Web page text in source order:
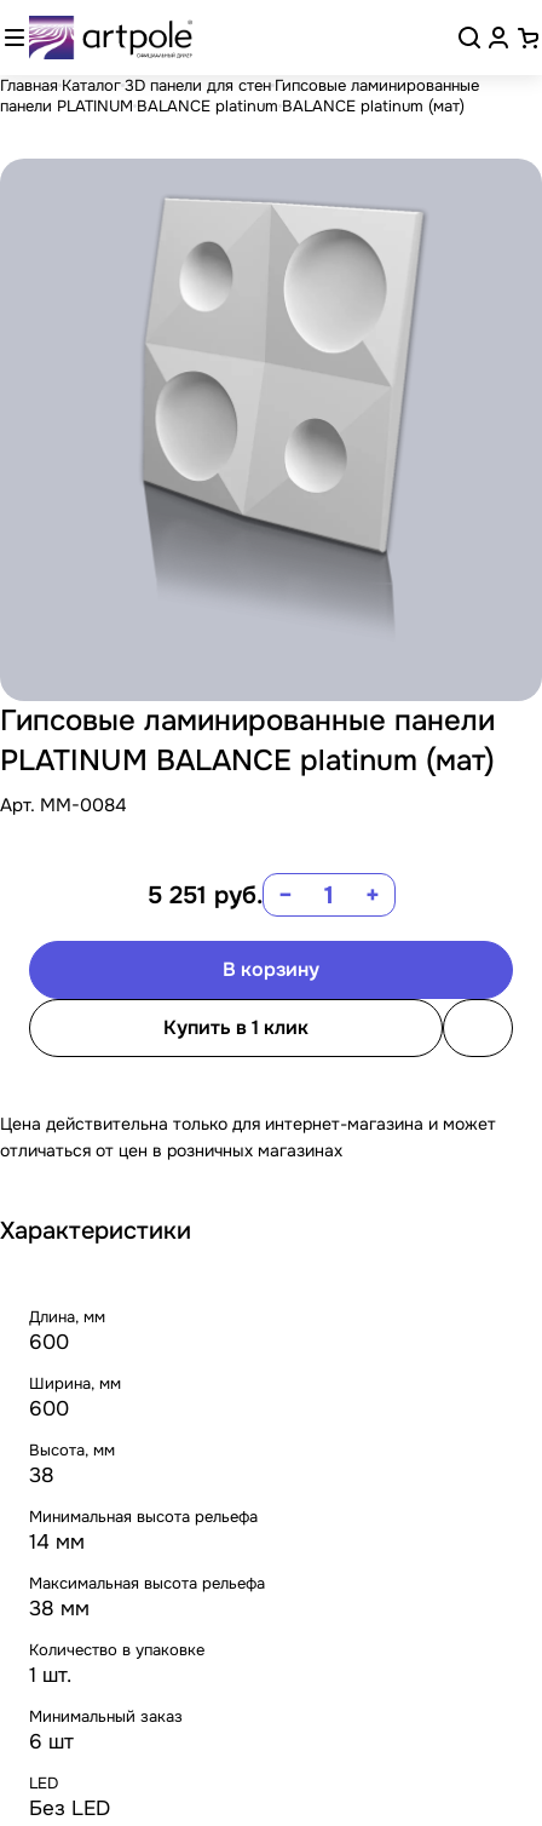
Главная Каталог3D панели для стен Гипсовые ламинированные
панели PLATINUM BALANCE platinum BALANCE platinum (мат)
Гипсовые ламинированные панели
PLATINUM BALANCE platinum (мат)
Арт. MM-0084
5 251 руб. − +
В корзину
Купить в 1 клик
Цена действительна только для интернет-магазина и может
отличаться от цен в розничных магазинах
Характеристики
Длина, мм
600
Ширина, мм
600
Высота, мм
38
Минимальная высота рельефа
14 мм
Максимальная высота рельефа
38 мм
Количество в упаковке
1 шт.
Минимальный заказ
6 шт
LED
Без LED